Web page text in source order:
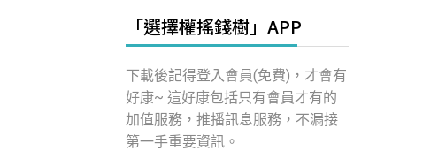
「選擇權搖錢樹」APP
下載後記得登入會員(免費)，才會有
好康~ 這好康包括只有會員才有的
加值服務，推播訊息服務，不漏接
第一手重要資訊。